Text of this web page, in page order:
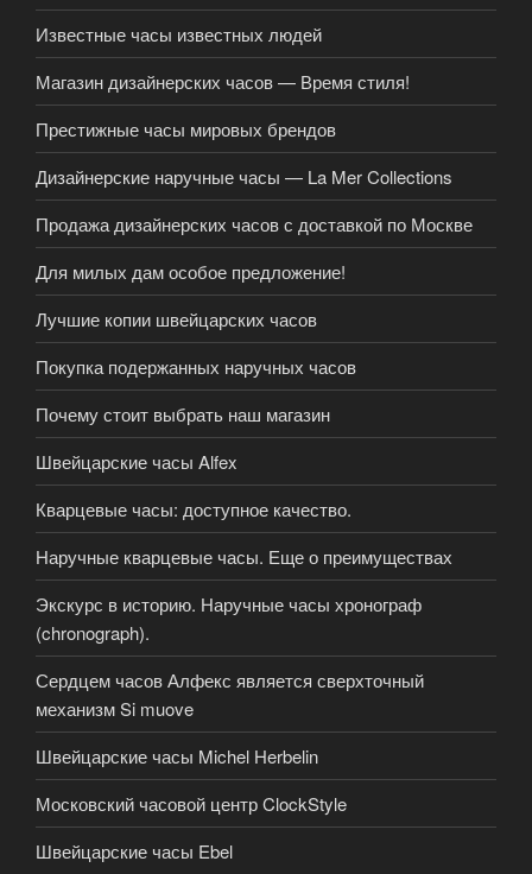
Известные часы известных людей
Магазин дизайнерских часов — Время стиля!
Престижные часы мировых брендов
Дизайнерские наручные часы — La Mer Collections
Продажа дизайнерских часов с доставкой по Москве
Для милых дам особое предложение!
Лучшие копии швейцарских часов
Покупка подержанных наручных часов
Почему стоит выбрать наш магазин
Швейцарские часы Alfex
Кварцевые часы: доступное качество.
Наручные кварцевые часы. Еще о преимуществах
Экскурс в историю. Наручные часы хронограф
(chronograph).
Сердцем часов Алфекс является сверхточный
механизм Si muove
Швейцарские часы Michel Herbelin
Московский часовой центр ClockStyle
Швейцарские часы Ebel